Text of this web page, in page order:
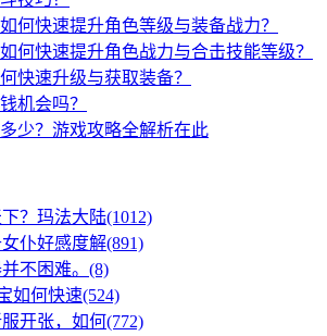
何快速提升角色等级与装备战力？
何快速提升角色战力与合击技能等级？
快速升级与获取装备？
机会吗？
少？游戏攻略全解析在此
？玛法大陆(1012)
仆好感度解(891)
不困难。(8)
如何快速(524)
开张，如何(772)